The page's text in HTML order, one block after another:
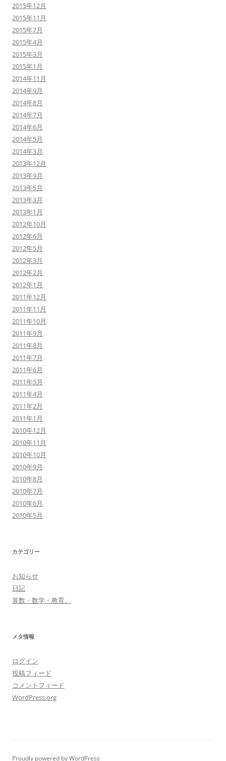
2015年12月
2015年11月
2015年7月
2015年4月
2015年3月
2015年1月
2014年11月
2014年9月
2014年8月
2014年7月
2014年6月
2014年5月
2014年3月
2013年12月
2013年9月
2013年5月
2013年3月
2013年1月
2012年10月
2012年6月
2012年5月
2012年3月
2012年2月
2012年1月
2011年12月
2011年11月
2011年10月
2011年9月
2011年8月
2011年7月
2011年6月
2011年5月
2011年4月
2011年2月
2011年1月
2010年12月
2010年11月
2010年10月
2010年9月
2010年8月
2010年7月
2010年6月
2010年5月
カテゴリー
お知らせ
日記
算数・数学・教育。
メタ情報
ログイン
投稿フィード
コメントフィード
WordPress.org
Proudly powered by WordPress